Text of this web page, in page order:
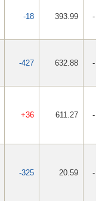
-18 393.99 -
-427 632.88 -
+36 611.27 -
-325 20.59 -